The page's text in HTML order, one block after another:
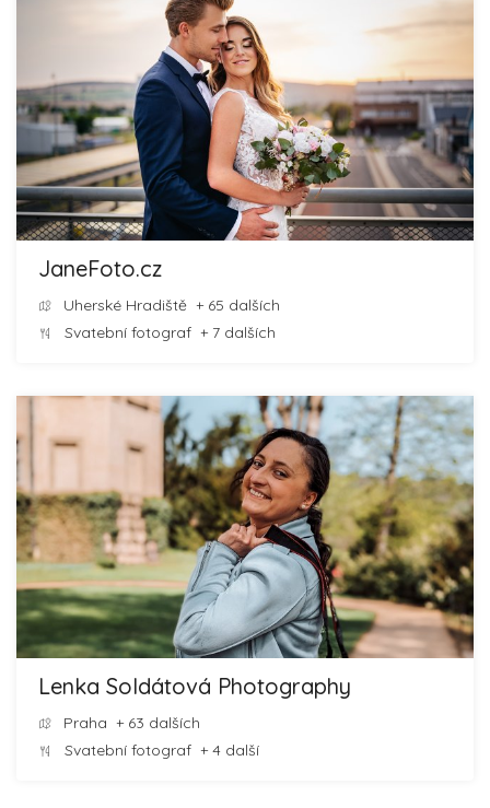
JaneFoto.cz
Uherské Hradiště + 65 dalších
Svatební fotograf + 7 dalších
Lenka Soldátová Photography
Praha + 63 dalších
Svatební fotograf + 4 další